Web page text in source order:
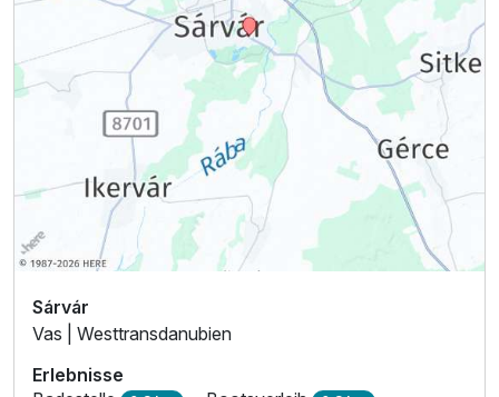
Sárvár
Vas | Westtransdanubien
Erlebnisse